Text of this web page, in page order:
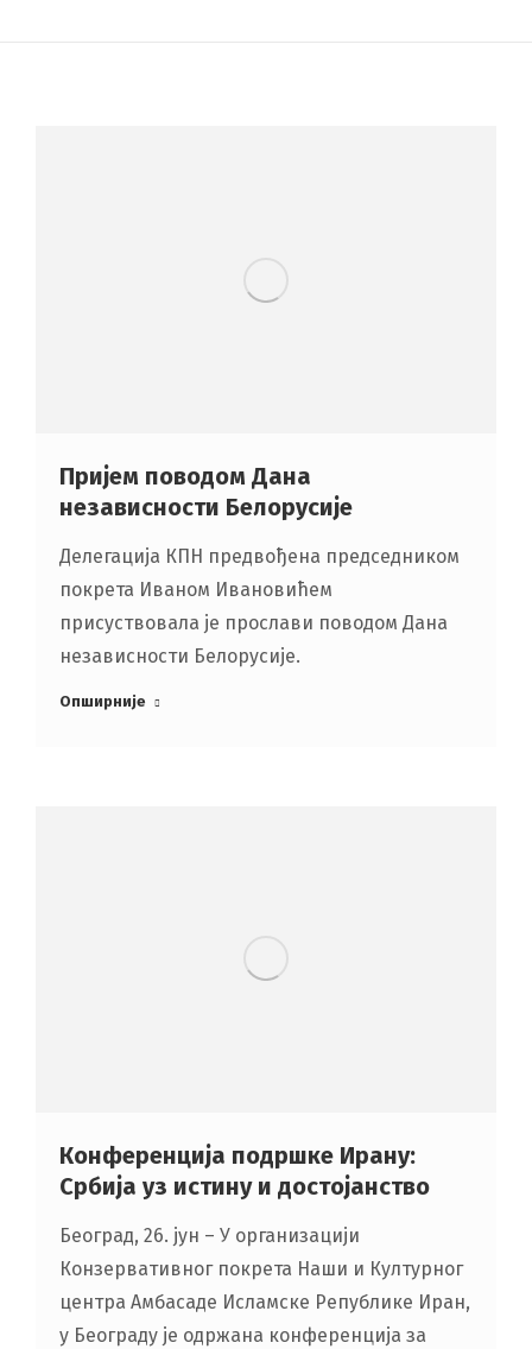
Пријем поводом Дана
независности Белорусије
Делегација КПН предвођена председником
покрета Иваном Ивановићем
присуствовала је прослави поводом Дана
независности Белорусије.
Опширније
Конференција подршке Ирану:
Србија уз истину и достојанство
Београд, 26. јун – У организацији
Конзервативног покрета Наши и Културног
центра Амбасаде Исламске Републике Иран,
у Београду је одржана конференција за